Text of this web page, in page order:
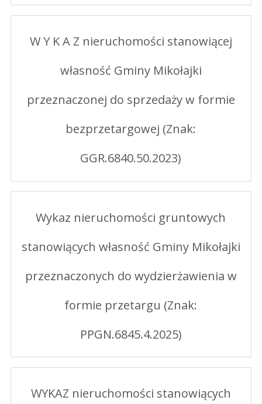
W Y K A Z nieruchomości stanowiącej
własność Gminy Mikołajki
przeznaczonej do sprzedaży w formie
bezprzetargowej (Znak:
GGR.6840.50.2023)
Wykaz nieruchomości gruntowych
stanowiących własność Gminy Mikołajki
przeznaczonych do wydzierżawienia w
formie przetargu (Znak:
PPGN.6845.4.2025)
WYKAZ nieruchomości stanowiących